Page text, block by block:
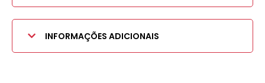
INFORMAÇÕES ADICIONAIS